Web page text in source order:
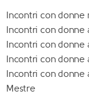
Incontri con donne
Incontri con donne
Incontri con donne
Incontri con donne
Incontri con donne
Mestre